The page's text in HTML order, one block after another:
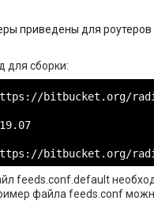
приведены для роутеров
для сборки:
bitbucket.org/
bitbucket.org/
feeds.conf.default
файла feeds.conf